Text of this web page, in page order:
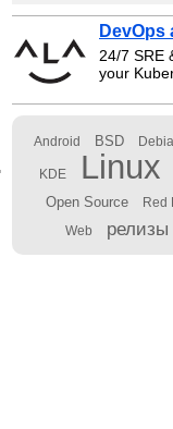
DevOps
24/7 SRE
your
Android BSD
KDE Linux
Open Source Red
Web релизы